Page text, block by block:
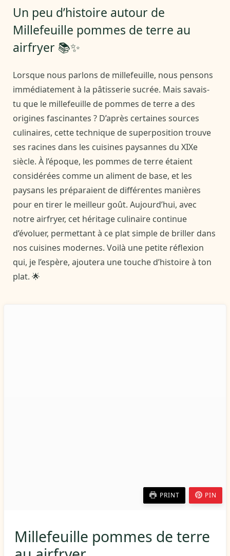
Un peu d’histoire autour de
Millefeuille pommes de terre au
airfryer 📚✨
Lorsque nous parlons de millefeuille, nous pensons
immédiatement à la pâtisserie sucrée. Mais savais-
tu que le millefeuille de pommes de terre a des
origines fascinantes ? D’après certaines sources
culinaires, cette technique de superposition trouve
ses racines dans les cuisines paysannes du XIXe
siècle. À l’époque, les pommes de terre étaient
considérées comme un aliment de base, et les
paysans les préparaient de différentes manières
pour en tirer le meilleur goût. Aujourd’hui, avec
notre airfryer, cet héritage culinaire continue
d’évoluer, permettant à ce plat simple de briller dans
nos cuisines modernes. Voilà une petite réflexion
qui, je l’espère, ajoutera une touche d’histoire à ton
plat. 🌟
PRINT PIN
Millefeuille pommes de terre